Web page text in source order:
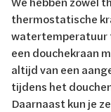
thermostatische
watertemperatuur
een douchekraan
altijd van een
tijdens het
Daarnaast kun je